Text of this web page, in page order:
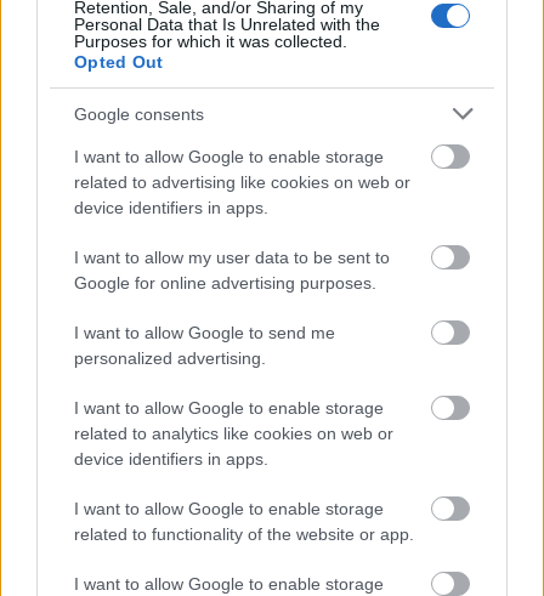
Retention, Sale, and/or Sharing of my
Personal Data that Is Unrelated with the
Purposes for which it was collected.
Opted Out
Google consents
I want to allow Google to enable storage
related to advertising like cookies on web or
device identifiers in apps.
I want to allow my user data to be sent to
Google for online advertising purposes.
I want to allow Google to send me
personalized advertising.
I want to allow Google to enable storage
related to analytics like cookies on web or
device identifiers in apps.
I want to allow Google to enable storage
related to functionality of the website or app.
I want to allow Google to enable storage
– Minulla on kova energialataus kisoihin. On
intoa kilpailla, Nousiainen kertoi.
Edellisen kunnon kisansa hän hiihti SM-
Liiton seuramestaruuskisoissa, joissa hän oli
puolisonsa Mona-Liisa Malvalehdon kanssa
kuokkimassa ennen MM-kisareissua.
MM-kisojen kotiin jääväksi varahiihtäjäksi
nimettyä Iivo Niskasta ei tuoda pikakyydillä
Italiaan, vaikka keskiviikkoiselta 15
Niskanen kaatui sunnuntaina Inarissa
Skandinavia-cupin kisassa ja satutti jalkaansa.